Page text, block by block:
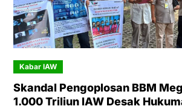
Kabar IAW
Skandal Pengoplosan BBM
1.000 Triliun IAW Desak